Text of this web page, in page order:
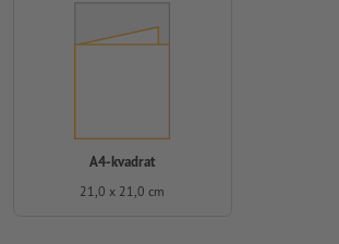
A4-kvadrat
21,0 x 21,0 cm